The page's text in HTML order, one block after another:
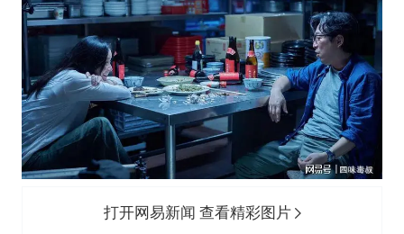
U17国足点球大战淘汰河床晋级决赛
美股存储板块集体大跌
国乒男单横滨冠军赛全军覆没
38岁演员求职万岁山NPC成功
胡彦斌获《歌手2026》歌王
胡彦斌韩磊 谁帮谁
打开网易新闻 查看精彩图片